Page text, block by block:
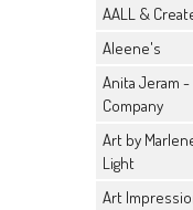
AALL &
Aleene's
Anita Jeram
Company
Art by
Light
Art